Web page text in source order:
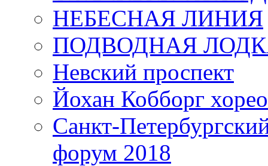
НЕБЕСНАЯ ЛИНИЯ
ПОДВОДНАЯ
Невский проспект
Йохан Кобборг
Санкт-
форум 2018